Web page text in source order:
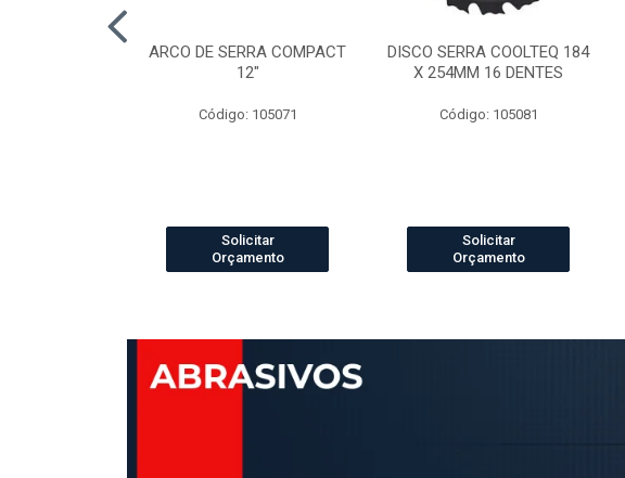
ARCO DE SERRA COMPACT
12"
Código: 105071
Solicitar
Orçamento
DISCO SERRA COOLTEQ 184
X 254MM 16 DENTES
Código: 105081
Solicitar
Orçamento